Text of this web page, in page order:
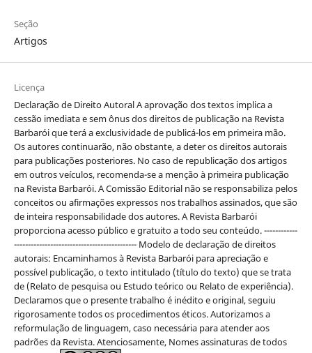
Seção
Artigos
Licença
Declaração de Direito Autoral A aprovação dos textos implica a
cessão imediata e sem ônus dos direitos de publicação na Revista
Barbarói que terá a exclusividade de publicá-los em primeira mão.
Os autores continuarão, não obstante, a deter os direitos autorais
para publicações posteriores. No caso de republicação dos artigos
em outros veículos, recomenda-se a menção à primeira publicação
na Revista Barbarói. A Comissão Editorial não se responsabiliza pelos
conceitos ou afirmações expressos nos trabalhos assinados, que são
de inteira responsabilidade dos autores. A Revista Barbarói
proporciona acesso público e gratuito a todo seu conteúdo. ------------
-------------------------------------------- Modelo de declaração de direitos
autorais: Encaminhamos à Revista Barbarói para apreciação e
possível publicação, o texto intitulado (título do texto) que se trata
de (Relato de pesquisa ou Estudo teórico ou Relato de experiência).
Declaramos que o presente trabalho é inédito e original, seguiu
rigorosamente todos os procedimentos éticos. Autorizamos a
reformulação de linguagem, caso necessária para atender aos
padrões da Revista. Atenciosamente, Nomes assinaturas de todos